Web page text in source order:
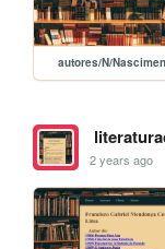
autores/N/
2 years ago